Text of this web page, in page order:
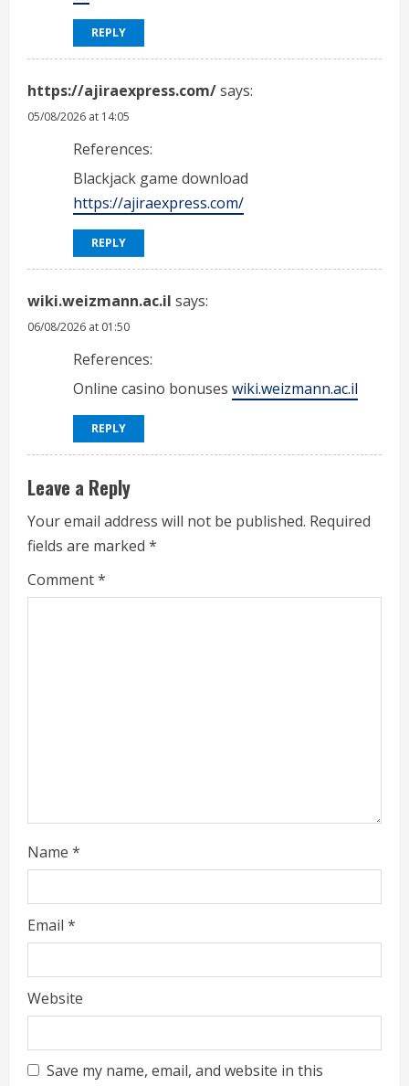
REPLY
https://ajiraexpress.com/says:
05/08/2026 at 14:05
References:
Blackjack game download
https://ajiraexpress.com/
REPLY
wiki.weizmann.ac.il says:
06/08/2026 at 01:50
References:
Online casino bonuses wiki.weizmann.ac.il
REPLY
Leave a Reply
Your email address will not be published. Required
fields are marked *
Comment*
Name *
Email *
Website
Save my name, email, and website in this